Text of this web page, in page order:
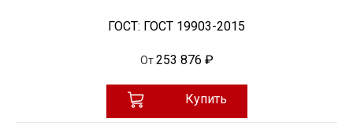
ГОСТ: ГОСТ 19903-2015
От 253 876 ₽
Купить